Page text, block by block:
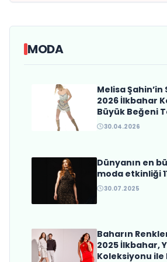
MODA
Met Gala 2026’nın
Sürüyor
Melisa Şahin’in
2026 İlkbahar
Büyük Beğeni
30.04.2026
Dünyanın en
moda etkinliği
30.07.2025
Baharın
2025 İlkbahar,
Koleksiyonu ile